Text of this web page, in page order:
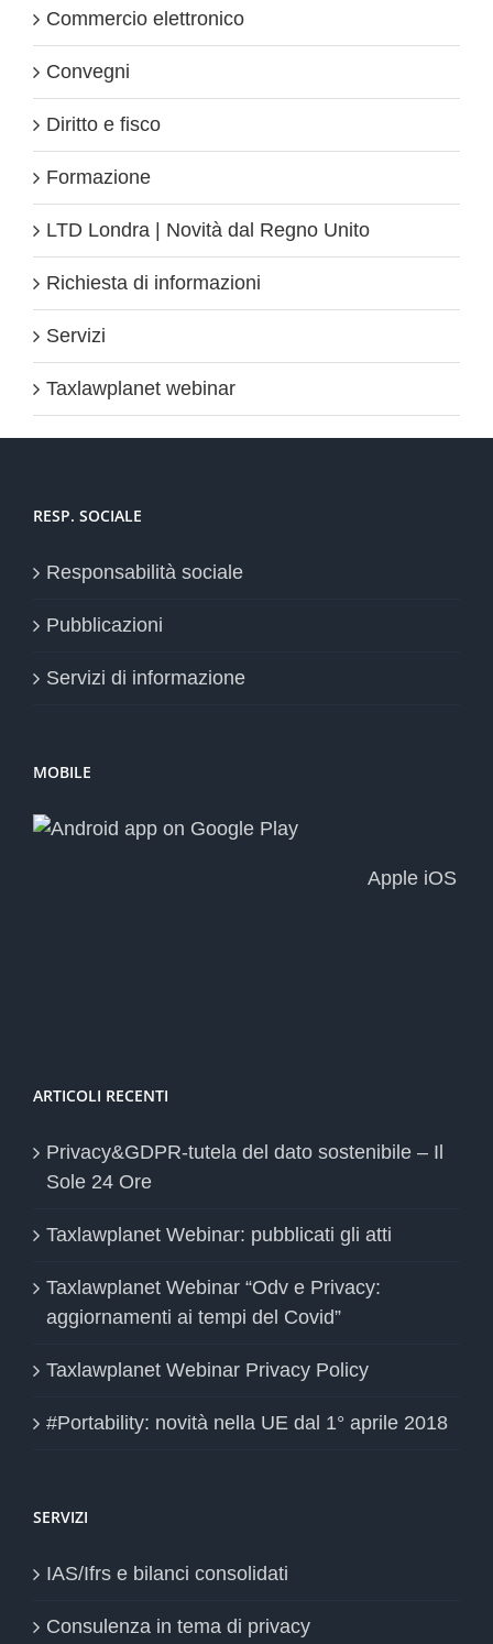
Commercio elettronico
Convegni
Diritto e fisco
Formazione
LTD Londra | Novità dal Regno Unito
Richiesta di informazioni
Servizi
Taxlawplanet webinar
RESP. SOCIALE
Responsabilità sociale
Pubblicazioni
Servizi di informazione
MOBILE
Apple iOS
ARTICOLI RECENTI
Privacy&GDPR-tutela del dato sostenibile – Il
Sole 24 Ore
Taxlawplanet Webinar: pubblicati gli atti
Taxlawplanet Webinar “Odv e Privacy:
aggiornamenti ai tempi del Covid”
Taxlawplanet Webinar Privacy Policy
#Portability: novità nella UE dal 1° aprile 2018
SERVIZI
IAS/Ifrs e bilanci consolidati
Consulenza in tema di privacy